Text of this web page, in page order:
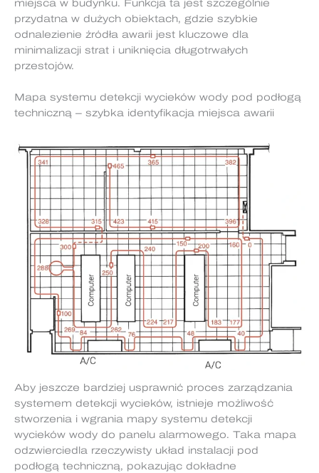
miejsca w budynku. Funkcja ta jest szczególnie
przydatna w dużych obiektach, gdzie szybkie
odnalezienie źródła awarii jest kluczowe dla
minimalizacji strat i uniknięcia długotrwałych
przestojów.
Mapa systemu detekcji wycieków wody pod podłogą
techniczną – szybka identyfikacja miejsca awarii
Aby jeszcze bardziej usprawnić proces zarządzania
systemem detekcji wycieków, istnieje możliwość
stworzenia i wgrania mapy systemu detekcji
wycieków wody do panelu alarmowego. Taka mapa
odzwierciedla rzeczywisty układ instalacji pod
podłogą techniczną, pokazując dokładne